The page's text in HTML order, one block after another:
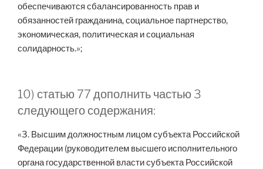
обеспечиваются сбалансированность прав и
обязанностей гражданина, социальное партнерство,
экономическая, политическая и социальная
солидарность.»;
10) статью 77 дополнить частью 3
следующего содержания:
«3. Высшим должностным лицом субъекта Российской
Федерации (руководителем высшего исполнительного
органа государственной власти субъекта Российской